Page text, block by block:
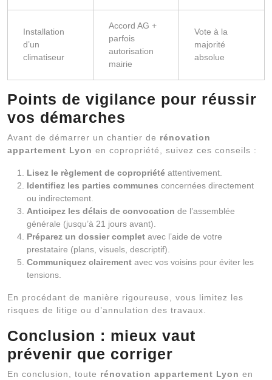
Installation
d’un
climatiseur
Accord AG +
parfois
autorisation
mairie
Vote à la
majorité
absolue
Points de vigilance pour réussir
vos démarches
Avant de démarrer un chantier de rénovation
appartement Lyon en copropriété, suivez ces conseils :
Lisez le règlement de copropriété attentivement.
Identifiez les parties communes concernées directement
ou indirectement.
Anticipez les délais de convocation de l’assemblée
générale (jusqu’à 21 jours avant).
Préparez un dossier complet avec l’aide de votre
prestataire (plans, visuels, descriptif).
Communiquez clairement avec vos voisins pour éviter les
tensions.
En procédant de manière rigoureuse, vous limitez les
risques de litige ou d’annulation des travaux.
Conclusion : mieux vaut
prévenir que corriger
En conclusion, toute rénovation appartement Lyon en